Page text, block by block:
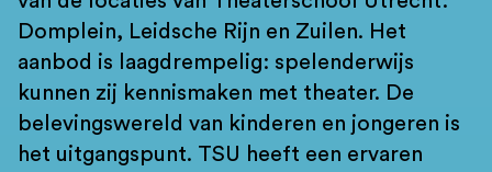
Domplein, Leidsche Rijn en Zuilen. Het
aanbod is laagdrempelig: spelenderwijs
kunnen zij kennismaken met theater. De
belevingswereld van kinderen en jongeren is
het uitgangspunt. TSU heeft een ervaren